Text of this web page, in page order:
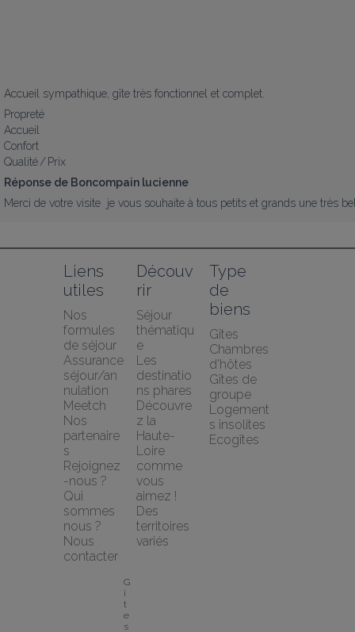
Accueil sympathique, gîte très fonctionnel et complet.
Propreté
Accueil
Confort
Qualité / Prix
Réponse de Boncompain lucienne
Merci de votre visite  je vous souhaite à tous petits et grands une très
Liens
utiles
Nos
formules
de séjour
Assurance
séjour/an
nulation
Meetch
Nos
partenaire
s
Rejoignez
-nous ?
Qui
sommes
nous ?
Nous
contacter
Découv
rir
Séjour
thématiqu
e
Les
destinatio
ns phares
Découvre
z la
Haute-
Loire
comme
vous
aimez !
Des
territoires
variés
Type
de
biens
Gîtes
Chambres
d'hôtes
Gîtes de
groupe
Logement
s insolites
Ecogîtes
G
î
t
e
s